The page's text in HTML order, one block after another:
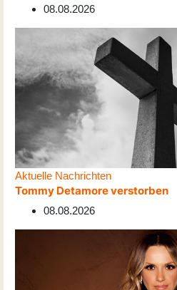
08.08.2026
Aktuelle Nachrichten
Tommy Detamore verstorben
08.08.2026